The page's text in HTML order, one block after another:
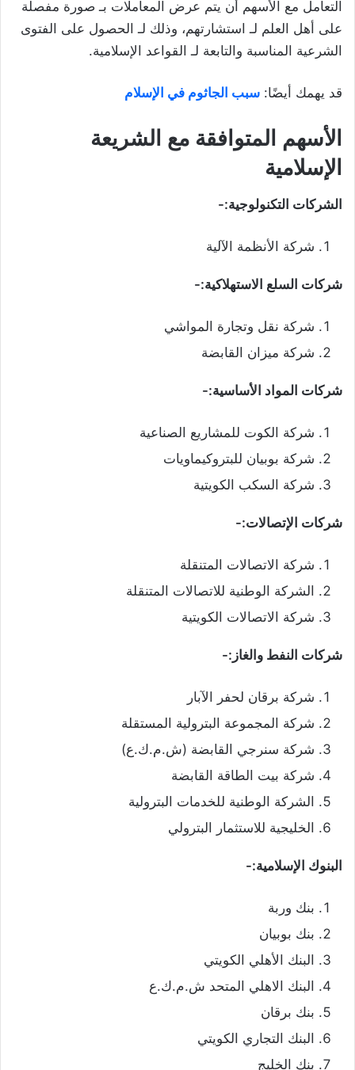
التعامل مع الأسهم أن يتم عرض المعاملات بـ صورة مفصلة
على أهل العلم لـ استشارتهم، وذلك لـ الحصول على الفتوى
الشرعية المناسبة والتابعة لـ القواعد الإسلامية.
قد يهمك أيضًا: سبب الجاثوم في الإسلام
الأسهم المتوافقة مع الشريعة
الإسلامية
الشركات التكنولوجية:-
شركة الأنظمة الآلية
شركات السلع الاستهلاكية:-
شركة نقل وتجارة المواشي
شركة ميزان القابضة
شركات المواد الأساسية:-
شركة الكوت للمشاريع الصناعية
شركة بوبيان للبتروكيماويات
شركة السكب الكويتية
شركات الإتصالات:-
شركة الاتصالات المتنقلة
الشركة الوطنية للاتصالات المتنقلة
شركة الاتصالات الكويتية
شركات النفط والغاز:-
شركة برقان لحفر الآبار
شركة المجموعة البترولية المستقلة
شركة سنرجي القابضة (ش.م.ك.ع)
شركة بيت الطاقة القابضة
الشركة الوطنية للخدمات البترولية
الخليجية للاستثمار البترولي
البنوك الإسلامية:-
بنك وربة
بنك بوبيان
البنك الأهلي الكويتي
البنك الاهلي المتحد ش.م.ك.ع
بنك برقان
البنك التجاري الكويتي
بنك الخليج